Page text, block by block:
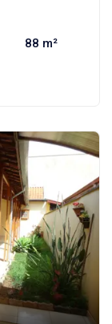
88 m²